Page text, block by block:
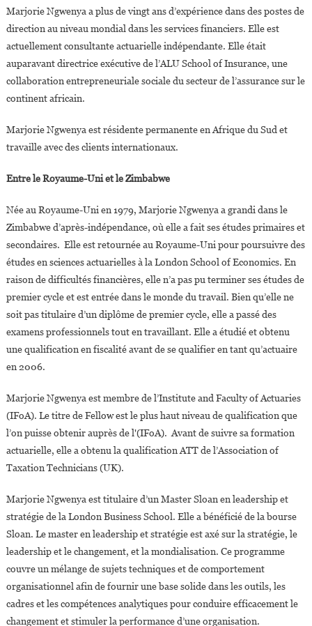
Marjorie Ngwenya a plus de vingt ans d’expérience dans des postes de
direction au niveau mondial dans les services financiers. Elle est
actuellement consultante actuarielle indépendante. Elle était
auparavant directrice exécutive de l’ALU School of Insurance, une
collaboration entrepreneuriale sociale du secteur de l’assurance sur le
continent africain.
Marjorie Ngwenya est résidente permanente en Afrique du Sud et
travaille avec des clients internationaux.
Entre le Royaume-Uni et le Zimbabwe
Née au Royaume-Uni en 1979, Marjorie Ngwenya a grandi dans le
Zimbabwe d’après-indépendance, où elle a fait ses études primaires et
secondaires. Elle est retournée au Royaume-Uni pour poursuivre des
études en sciences actuarielles à la London School of Economics. En
raison de difficultés financières, elle n’a pas pu terminer ses études de
premier cycle et est entrée dans le monde du travail. Bien qu’elle ne
soit pas titulaire d’un diplôme de premier cycle, elle a passé des
examens professionnels tout en travaillant. Elle a étudié et obtenu
une qualification en fiscalité avant de se qualifier en tant qu’actuaire
en 2006.
Marjorie Ngwenya est membre de l’Institute and Faculty of Actuaries
(IFoA). Le titre de Fellow est le plus haut niveau de qualification que
l’on puisse obtenir auprès de l'(IFoA). Avant de suivre sa formation
actuarielle, elle a obtenu la qualification ATT de l’Association of
Taxation Technicians (UK).
Marjorie Ngwenya est titulaire d’un Master Sloan en leadership et
stratégie de la London Business School. Elle a bénéficié de la bourse
Sloan. Le master en leadership et stratégie est axé sur la stratégie, le
leadership et le changement, et la mondialisation. Ce programme
couvre un mélange de sujets techniques et de comportement
organisationnel afin de fournir une base solide dans les outils, les
cadres et les compétences analytiques pour conduire efficacement le
changement et stimuler la performance d’une organisation.